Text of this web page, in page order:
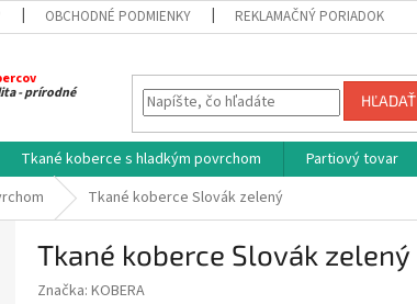
OBCHODNÉ PODMIENKY REKLAMAČNÝ PORIADOK
- prírodné HĽADAŤ
Tkané koberce s hladkým povrchom Partiový tovar
Tkané koberce Slovák zelený
Tkané koberce Slovák zelený
Značka: KOBERA